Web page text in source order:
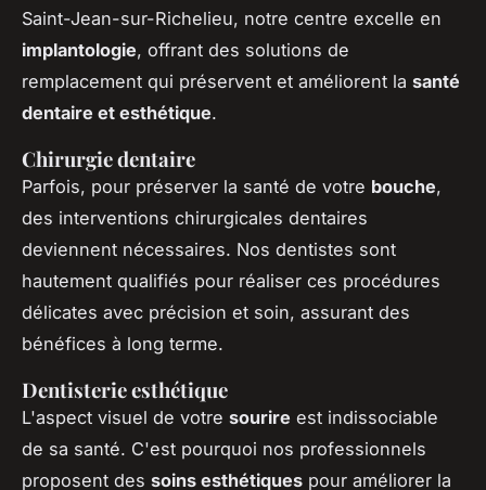
Saint-Jean-sur-Richelieu, notre centre excelle en
implantologie, offrant des solutions de
remplacement qui préservent et améliorent la santé
dentaire et esthétique.
Chirurgie dentaire
Parfois, pour préserver la santé de votre bouche,
des interventions chirurgicales dentaires
deviennent nécessaires. Nos dentistes sont
hautement qualifiés pour réaliser ces procédures
délicates avec précision et soin, assurant des
bénéfices à long terme.
Dentisterie esthétique
L'aspect visuel de votre sourire est indissociable
de sa santé. C'est pourquoi nos professionnels
proposent des soins esthétiques pour améliorer la